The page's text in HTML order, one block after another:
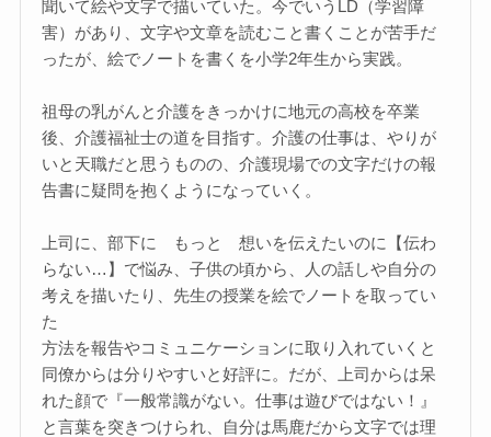
聞いて絵や文字で描いていた。今でいうLD（学習障
害）があり、文字や文章を読むこと書くことが苦手だ
ったが、絵でノートを書くを小学2年生から実践。
祖母の乳がんと介護をきっかけに地元の高校を卒業
後、介護福祉士の道を目指す。介護の仕事は、やりが
いと天職だと思うものの、介護現場での文字だけの報
告書に疑問を抱くようになっていく。
上司に、部下に もっと 想いを伝えたいのに【伝わ
らない…】で悩み、子供の頃から、人の話しや自分の
考えを描いたり、先生の授業を絵でノートを取ってい
た
方法を報告やコミュニケーションに取り入れていくと
同僚からは分りやすいと好評に。だが、上司からは呆
れた顔で『一般常識がない。仕事は遊びではない！』
と言葉を突きつけられ、自分は馬鹿だから文字では理